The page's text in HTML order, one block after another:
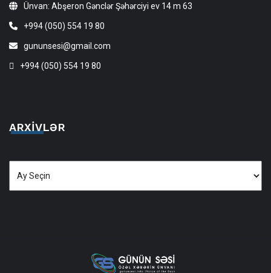
Ünvan: Abşeron Gənclər Şəhərciyi ev 14 m 63
+994 (050) 554 19 80
gununsesi@gmail.com
+994 (050) 554 19 80
ARXIVLƏR
Arxivlər